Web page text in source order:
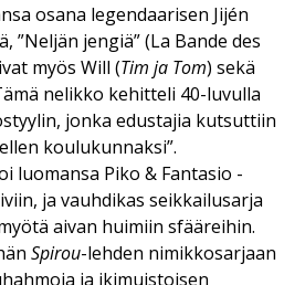
osana legendaarisen Jijén
”Neljän jengiä” (La Bande des
myös Will (Tim ja Tom) sekä
nelikko kehitteli 40-luvulla
jonka edustajia kutsuttiin
koulukunnaksi”.
luomansa Piko & Fantasio -
ja vauhdikas seikkailusarja
aivan huimiin sfääreihin.
Spirou-lehden nimikkosarjaan
ja ikimuistoisen